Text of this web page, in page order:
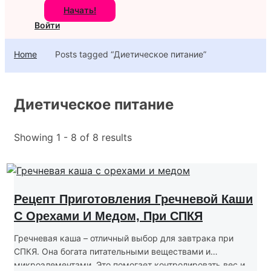
Начать!
Войти
Home Posts tagged “Диетическое питание”
Диетическое питание
Showing 1 - 8 of 8 results
Рецепт Приготовления Гречневой Каши
С Орехами И Медом, При СПКЯ
Гречневая каша – отличный выбор для завтрака при
СПКЯ. Она богата питательными веществами и
микроэлементами. Это помогает контролировать вес и...